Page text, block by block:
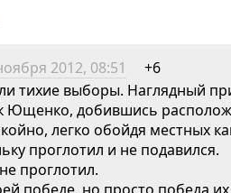
2012, 08:51
+6
тихие выборы. Наглядный
добившись
легко обойдя местных
проглотил и не подавился.
проглотил.